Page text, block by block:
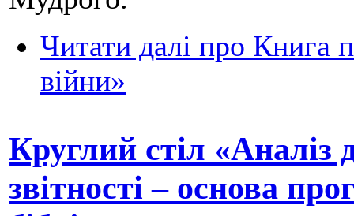
Читати далі про Книга
війни»
Круглий стіл «Аналіз
звітності – основа